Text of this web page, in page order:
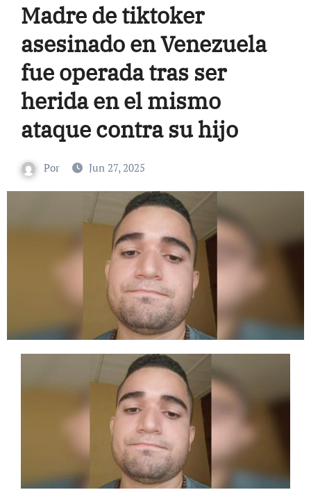
Madre de tiktoker
asesinado en Venezuela
fue operada tras ser
herida en el mismo
ataque contra su hijo
Por Jun 27, 2025